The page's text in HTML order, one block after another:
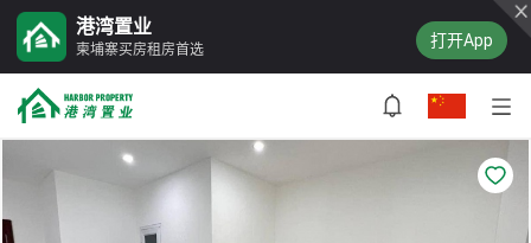
港湾置业
柬埔寨买房租房首选 打开App